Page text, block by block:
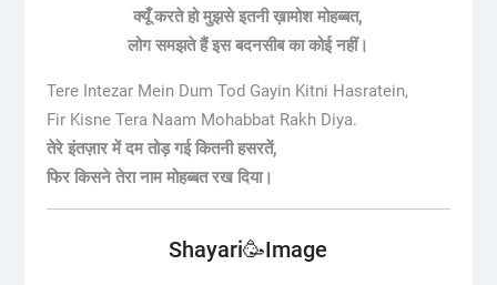
क्यूँ करते हो मुझसे इतनी ख़ामोश मोहब्बत,
लोग समझते हैं इस बदनसीब का कोई नहीं।
Tere Intezar Mein Dum Tod Gayin Kitni Hasratein,
Fir Kisne Tera Naam Mohabbat Rakh Diya.
तेरे इंतज़ार में दम तोड़ गई कितनी हसरतें,
फिर किसने तेरा नाम मोहब्बत रख दिया।
Shayari🥳Image